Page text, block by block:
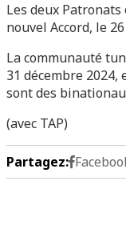
Les deux
nouvel Accord, le
La communauté
31 décembre
sont des
(avec TAP)
Partagez: